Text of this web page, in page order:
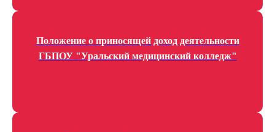
Положение о приносящей доход деятельности
ГБПОУ "Уральский медицинский колледж"